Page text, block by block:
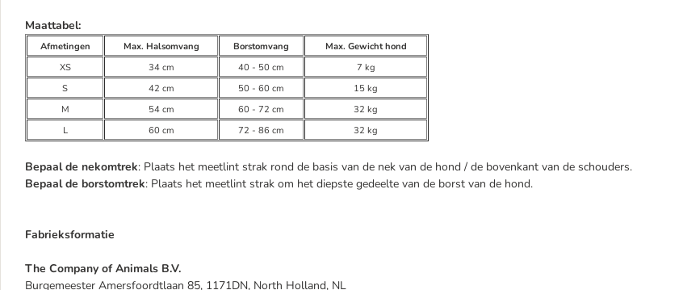
Maattabel:
Afmetingen Max. Halsomvang Borstomvang
Max. Gewicht hond
XS
34 cm 40 - 50 cm
7 kg
S
42 cm 50 - 60 cm
15 kg
M
54 cm 60 - 72 cm
32 kg
L
60 cm 72 - 86 cm 32 kg
Bepaal de nekomtrek: Plaats het meetlint strak rond de basis van de nek van de hond / de bovenkant van de schouders.
Bepaal de borstomtrek: Plaats het meetlint strak om het diepste gedeelte van de borst van de hond.
Fabrieksformatie
The Company of Animals B.V.
Burgemeester Amersfoordtlaan 85, 1171DN, North Holland, NL